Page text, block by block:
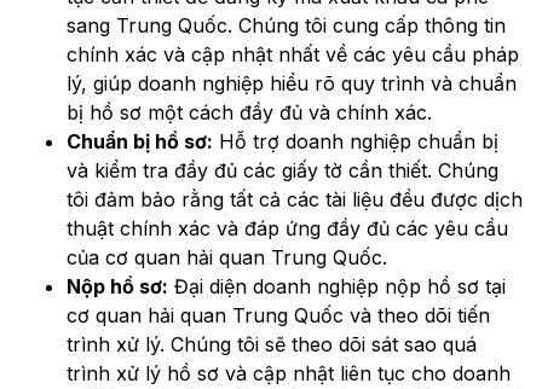
sang Trung Quốc. Chúng tôi cung cấp thông tin
chính xác và cập nhật nhất về các yêu cầu pháp
lý, giúp doanh nghiệp hiểu rõ quy trình và chuẩn
bị hồ sơ một cách đầy đủ và chính xác.
Chuẩn bị hồ sơ: Hỗ trợ doanh nghiệp chuẩn bị
và kiểm tra đầy đủ các giấy tờ cần thiết. Chúng
tôi đảm bảo rằng tất cả các tài liệu đều được dịch
thuật chính xác và đáp ứng đầy đủ các yêu cầu
của cơ quan hải quan Trung Quốc.
Nộp hồ sơ: Đại diện doanh nghiệp nộp hồ sơ tại
cơ quan hải quan Trung Quốc và theo dõi tiến
trình xử lý. Chúng tôi sẽ theo dõi sát sao quá
trình xử lý hồ sơ và cập nhật liên tục cho doanh